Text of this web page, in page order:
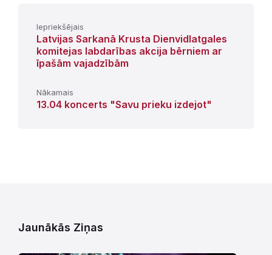
Iepriekšējais
Latvijas Sarkanā Krusta Dienvidlatgales
komitejas labdarības akcija bērniem ar
īpašām vajadzībām
Nākamais
13.04 koncerts "Savu prieku izdejot"
Jaunākās Ziņas